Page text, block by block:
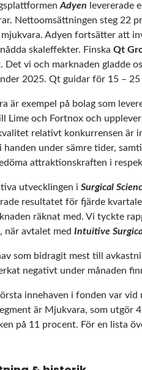
Adyen levererade
Nettoomsättningen steg 22
mjukvara. Adyen fortsätter att
skaleffekter. Finska Qt
Det vi och marknaden gladde
2025. Qt guidar för 15 –
är exempel på bolag som
Lime och Fortnox och
relativt konkurrensen är
handen under sämre tider,
attraktionskraften i
utvecklingen i Surgical
resultatet för fjärde
räknat med. Vi tyckte
när avtalet med Intuitive
som bidragit mest till
negativt under månaden
innehaven i fonden var
är Mjukvara, som utgör
på 11 procent. För en lista